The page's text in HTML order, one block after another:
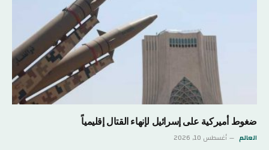
ضغوط أميركية على إسرائيل لإنهاء القتال إقليمياً
العالم أغسطس 10, 2026